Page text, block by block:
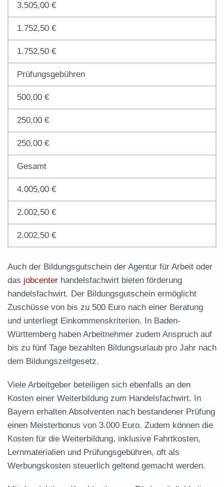
3.505,00 €
1.752,50 €
1.752,50 €
Prüfungsgebühren
500,00 €
250,00 €
250,00 €
Gesamt
4.005,00 €
2.002,50 €
2.002,50 €
Auch der Bildungsgutschein der Agentur für Arbeit oder
das jobcenter handelsfachwirt bieten förderung
handelsfachwirt. Der Bildungsgutschein ermöglicht
Zuschüsse von bis zu 500 Euro nach einer Beratung
und unterliegt Einkommenskriterien. In Baden-
Württemberg haben Arbeitnehmer zudem Anspruch auf
bis zu fünf Tage bezahlten Bildungsurlaub pro Jahr nach
dem Bildungszeitgesetz.
Viele Arbeitgeber beteiligen sich ebenfalls an den
Kosten einer Weiterbildung zum Handelsfachwirt. In
Bayern erhalten Absolventen nach bestandener Prüfung
einen Meisterbonus von 3.000 Euro. Zudem können die
Kosten für die Weiterbildung, inklusive Fahrtkosten,
Lernmaterialien und Prüfungsgebühren, oft als
Werbungskosten steuerlich geltend gemacht werden.